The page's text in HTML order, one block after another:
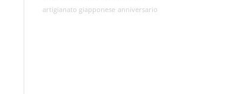
artigianato giapponese anniversario